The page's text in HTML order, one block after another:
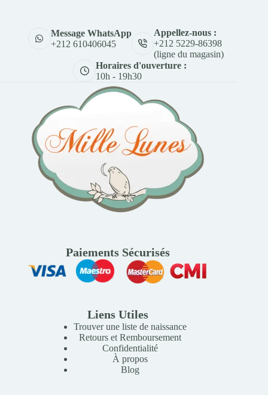
Message WhatsApp
+212 610406045
Appellez-nous :
+212 5229-86398
(ligne du magasin)
Horaires d'ouverture :
10h - 19h30
Paiements Sécurisés
Liens Utiles
Trouver une liste de naissance
Retours et Remboursement
Confidentialité
À propos
Blog